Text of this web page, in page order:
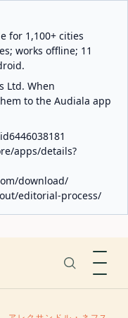
for 1,100+ cities
works offline; 11
Ltd. When
to the Audiala app
apps/details?
download/
editorial-process/